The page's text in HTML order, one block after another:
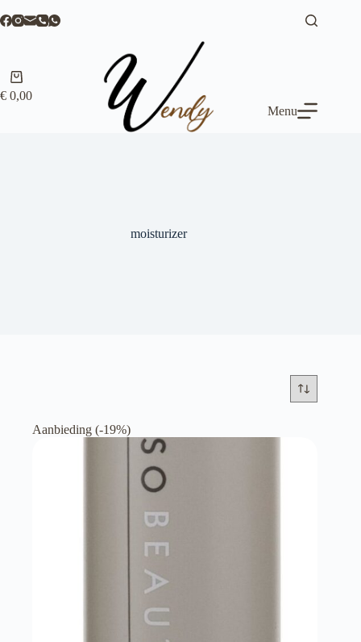
naar
Winkelwagen
€ 0,00
Menu
moisturizer
Aanbieding (-19%)